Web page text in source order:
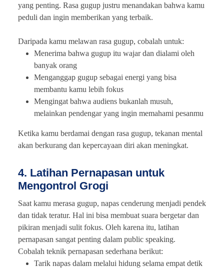
yang penting. Rasa gugup justru menandakan bahwa kamu
peduli dan ingin memberikan yang terbaik.
Daripada kamu melawan rasa gugup, cobalah untuk:
Menerima bahwa gugup itu wajar dan dialami oleh
banyak orang
Menganggap gugup sebagai energi yang bisa
membantu kamu lebih fokus
Mengingat bahwa audiens bukanlah musuh,
melainkan pendengar yang ingin memahami pesanmu
Ketika kamu berdamai dengan rasa gugup, tekanan mental
akan berkurang dan kepercayaan diri akan meningkat.
4. Latihan Pernapasan untuk
Mengontrol Grogi
Saat kamu merasa gugup, napas cenderung menjadi pendek
dan tidak teratur. Hal ini bisa membuat suara bergetar dan
pikiran menjadi sulit fokus. Oleh karena itu, latihan
pernapasan sangat penting dalam public speaking.
Cobalah teknik pernapasan sederhana berikut:
Tarik napas dalam melalui hidung selama empat detik